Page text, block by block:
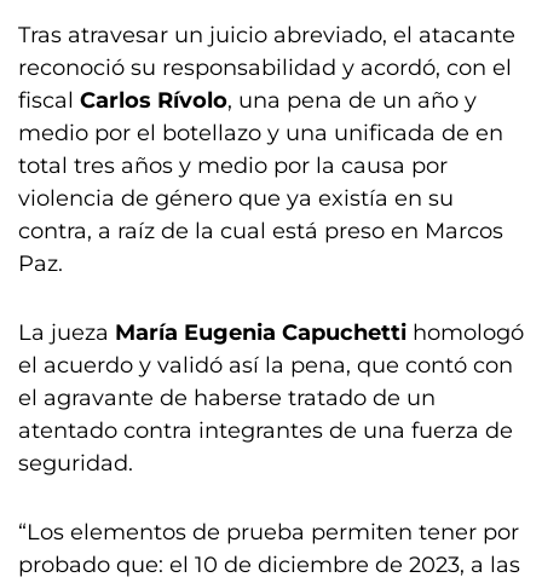
Tras atravesar un juicio abreviado, el atacante
reconoció su responsabilidad y acordó, con el
fiscal Carlos Rívolo, una pena de un año y
medio por el botellazo y una unificada de en
total tres años y medio por la causa por
violencia de género que ya existía en su
contra, a raíz de la cual está preso en Marcos
Paz.
La jueza María Eugenia Capuchetti homologó
el acuerdo y validó así la pena, que contó con
el agravante de haberse tratado de un
atentado contra integrantes de una fuerza de
seguridad.
“Los elementos de prueba permiten tener por
probado que: el 10 de diciembre de 2023, a las